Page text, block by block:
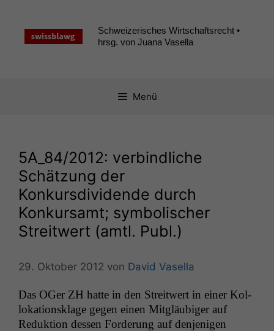
springen
Schweizerisches Wirtschaftsrecht •
hrsg. von Juana Vasella
Menü
5A_84/2012: verbindliche
Schätzung der
Konkursdividende durch
Konkursamt; symbolischer
Streitwert (amtl. Publ.)
29. Oktober 2012 von David Vasella
Das OGer ZH hat­te in den Stre­itwert in ein­er Kol­
loka­tion­sklage gegen einen Mit­gläu­biger auf
Reduk­tion dessen Forderung auf den­jeni­gen